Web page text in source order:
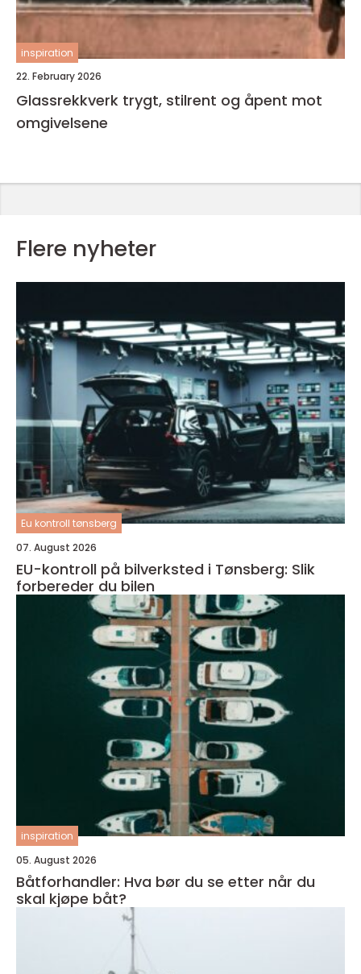
inspiration
22. February 2026
Glassrekkverk trygt, stilrent og åpent mot
omgivelsene
Flere nyheter
Eu kontroll tønsberg
07. August 2026
EU-kontroll på bilverksted i Tønsberg: Slik
forbereder du bilen
inspiration
05. August 2026
Båtforhandler: Hva bør du se etter når du
skal kjøpe båt?